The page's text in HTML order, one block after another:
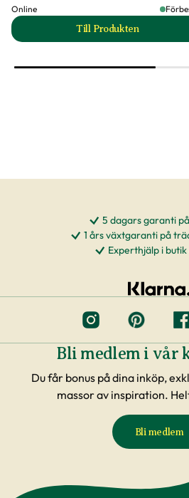
Online
Till Produkten
till Balkansippa
5 dagars garanti
1 års växtgaranti på
Experthjälp i butik
Bli medlem i vår
Du får bonus på dina inköp,
massor av inspiration.
Bli medlem